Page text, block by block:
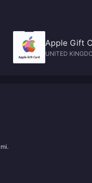
Apple Gift
UNITED